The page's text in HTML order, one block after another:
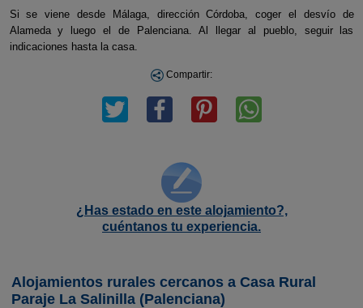
Si se viene desde Málaga, dirección Córdoba, coger el desvío de
Alameda y luego el de Palenciana. Al llegar al pueblo, seguir las
indicaciones hasta la casa.
Compartir:
¿Has estado en este alojamiento?,
cuéntanos tu experiencia.
Alojamientos rurales cercanos a Casa Rural
Paraje La Salinilla (Palenciana)